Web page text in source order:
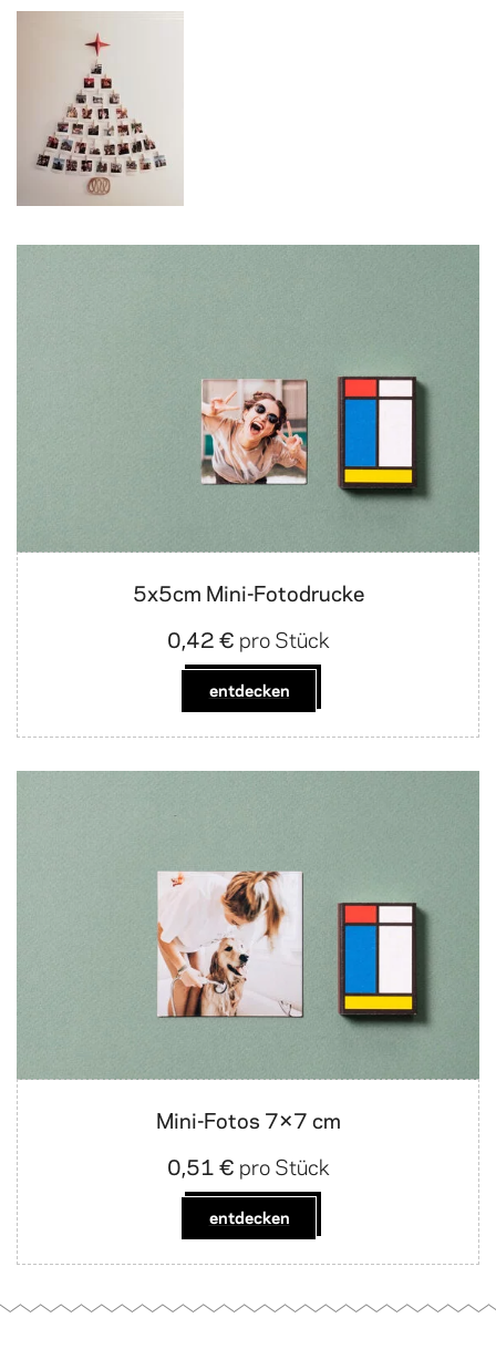
5x5cm Mini-Fotodrucke
0,42 € pro Stück
entdecken
Mini-Fotos 7×7 cm
0,51 € pro Stück
entdecken